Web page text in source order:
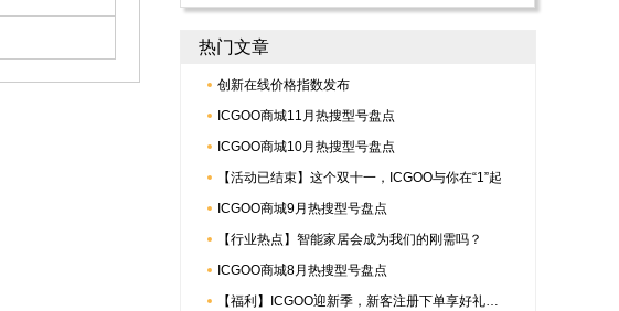
热门文章
创新在线价格指数发布
ICGOO商城11月热搜型号盘点
ICGOO商城10月热搜型号盘点
【活动已结束】这个双十一，ICGOO与你在“1”起
ICGOO商城9月热搜型号盘点
【行业热点】智能家居会成为我们的刚需吗？
ICGOO商城8月热搜型号盘点
【福利】ICGOO迎新季，新客注册下单享好礼，更有倍捷连接器多重惊喜哟~